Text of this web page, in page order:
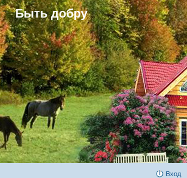
Быть добру
Вход